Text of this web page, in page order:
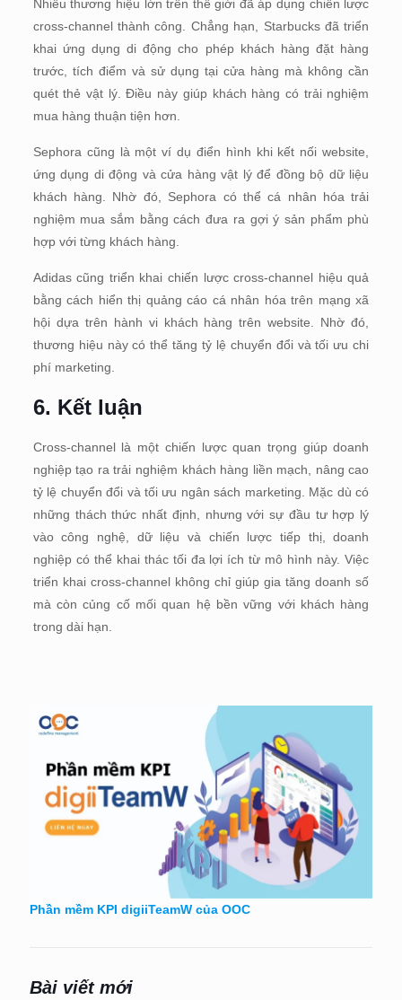
Nhiều thương hiệu lớn trên thế giới đã áp dụng chiến lược
cross-channel thành công. Chẳng hạn, Starbucks đã triển
khai ứng dụng di động cho phép khách hàng đặt hàng
trước, tích điểm và sử dụng tại cửa hàng mà không cần
quét thẻ vật lý. Điều này giúp khách hàng có trải nghiệm
mua hàng thuận tiện hơn.
Sephora cũng là một ví dụ điển hình khi kết nối website,
ứng dụng di động và cửa hàng vật lý để đồng bộ dữ liệu
khách hàng. Nhờ đó, Sephora có thể cá nhân hóa trải
nghiệm mua sắm bằng cách đưa ra gợi ý sản phẩm phù
hợp với từng khách hàng.
Adidas cũng triển khai chiến lược cross-channel hiệu quả
bằng cách hiển thị quảng cáo cá nhân hóa trên mạng xã
hội dựa trên hành vi khách hàng trên website. Nhờ đó,
thương hiệu này có thể tăng tỷ lệ chuyển đổi và tối ưu chi
phí marketing.
6. Kết luận
Cross-channel là một chiến lược quan trọng giúp doanh
nghiệp tạo ra trải nghiệm khách hàng liền mạch, nâng cao
tỷ lệ chuyển đổi và tối ưu ngân sách marketing. Mặc dù có
những thách thức nhất định, nhưng với sự đầu tư hợp lý
vào công nghệ, dữ liệu và chiến lược tiếp thị, doanh
nghiệp có thể khai thác tối đa lợi ích từ mô hình này. Việc
triển khai cross-channel không chỉ giúp gia tăng doanh số
mà còn củng cố mối quan hệ bền vững với khách hàng
trong dài hạn.
Phần mềm KPI digiiTeamW của OOC
Bài viết mới